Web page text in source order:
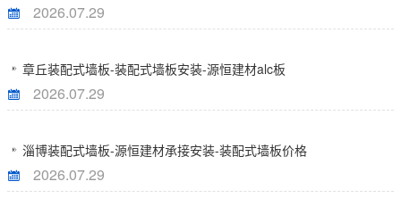
2026.07.29
章丘装配式墙板-装配式墙板安装-源恒建材alc板
2026.07.29
淄博装配式墙板-源恒建材承接安装-装配式墙板价格
2026.07.29